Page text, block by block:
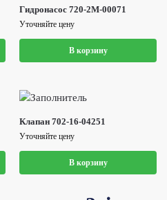
Гидронасос 720-2M-00071
Уточняйте цену
В корзину
Клапан 702-16-04251
Уточняйте цену
В корзину